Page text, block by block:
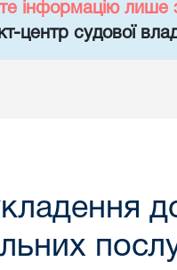
інформацію лише
центр судової